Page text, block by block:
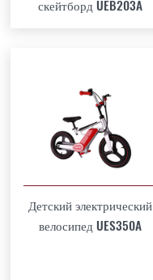
скейтборд UEB203A
Детский электрический
велосипед UES350A